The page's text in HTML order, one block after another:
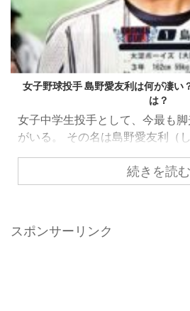
女子野球投手 島野愛友利は何が凄い
は？
女子中学生投手として、今最も
がいる。 その名は島野愛友利
り、チームを全日本中学野球選
カップの優勝へと導いた投手で
として君臨している、確固たる理
続きを読む
スポンサーリンク